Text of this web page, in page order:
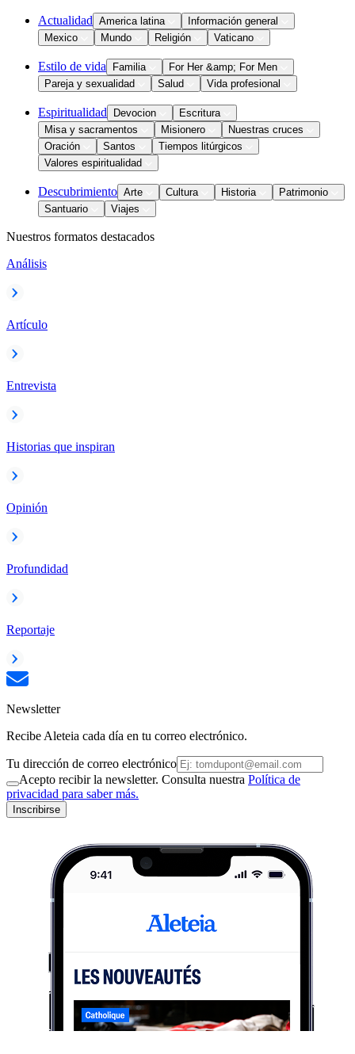
Actualidad America latina
Información general
Mexico
Mundo Religión Vaticano
Estilo de vida Familia
For Her &amp; For Men
Pareja y sexualidad
Salud Vida profesional
Espiritualidad Devocion
Escritura
Misa y sacramentos
Misionero
Nuestras cruces
Oración
Santos
Tiempos litúrgicos
Valores espiritualidad
Descubrimiento Arte Cultura Historia
Patrimonio
Santuario
Viajes
Nuestros formatos destacados
Análisis
Artículo
Entrevista
Historias que inspiran
Opinión
Profundidad
Reportaje
Newsletter
Recibe Aleteia cada día en tu correo electrónico.
Tu dirección de correo electrónico
Acepto recibir la newsletter. Consulta nuestra Política de
privacidad para saber más.
Inscribirse